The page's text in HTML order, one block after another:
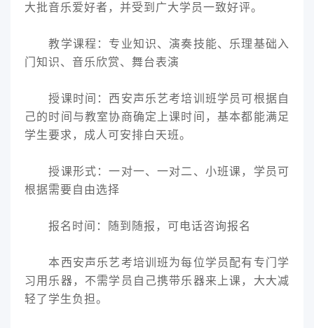
大批音乐爱好者，并受到广大学员一致好评。
教学课程：专业知识、演奏技能、乐理基础入
门知识、音乐欣赏、舞台表演
授课时间：西安声乐艺考培训班学员可根据自
己的时间与教室协商确定上课时间，基本都能满足
学生要求，成人可安排白天班。
授课形式：一对一、一对二、小班课，学员可
根据需要自由选择
报名时间：随到随报，可电话咨询报名
本西安声乐艺考培训班为每位学员配有专门学
习用乐器，不需学员自己携带乐器来上课，大大减
轻了学生负担。